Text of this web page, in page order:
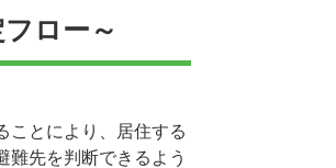
ロー～
ことにより、居住する
難先を判断できるよう